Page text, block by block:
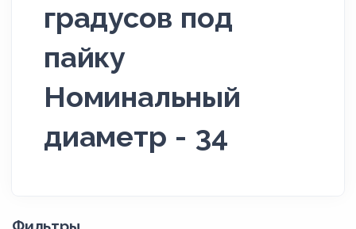
градусов под
пайку
Номинальный
диаметр - 34